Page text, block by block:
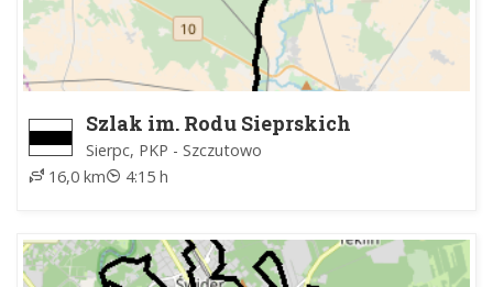
Szlak im. Rodu Sieprskich
Sierpc, PKP - Szczutowo
16,0 km
4:15 h